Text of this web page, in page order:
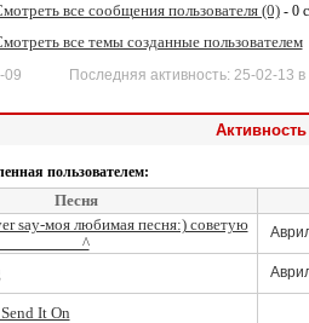
все сообщения пользователя (0)- 0
все темы созданные пользователем
09 Последняя активность: 25-02-13 в
пользователем:
Песня
say-моя любимая песня:) советую
It On